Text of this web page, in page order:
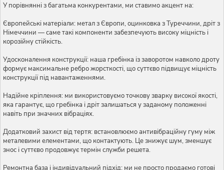
У порівнянні з багатьма конкурентами, ми ставимо акцент на:
Європейські матеріали: метал з Європи, оцинковка з Туреччини, дріт з
Німеччини — саме такі компоненти забезпечують високу міцність і
корозійну стійкість.
Удосконалення конструкції: наша гребінка із заворотом навколо дроту
формує максимальне ребро жорсткості, що суттєво підвищує міцність
конструкції під навантаженнями.
Надійне кріплення: ми використовуємо точкову зварку високої якості,
яка гарантує, що гребінка і дріт залишаться у заданому положенні
навіть при значних вібраціях.
Додатковий захист від тертя: встановлюємо антивібраційну гуму між
металевими елементами, що контактують. Це знижує шум, зменшує
знос і суттєво продовжує термін служби решета.
Ремонтна база і індивідуальний підхід: ми не просто продаємо готові